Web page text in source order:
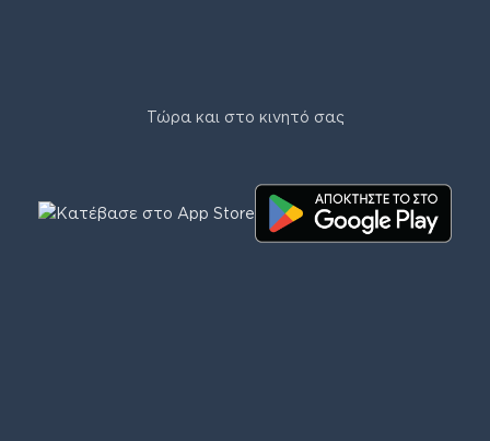
Τώρα και στο κινητό σας